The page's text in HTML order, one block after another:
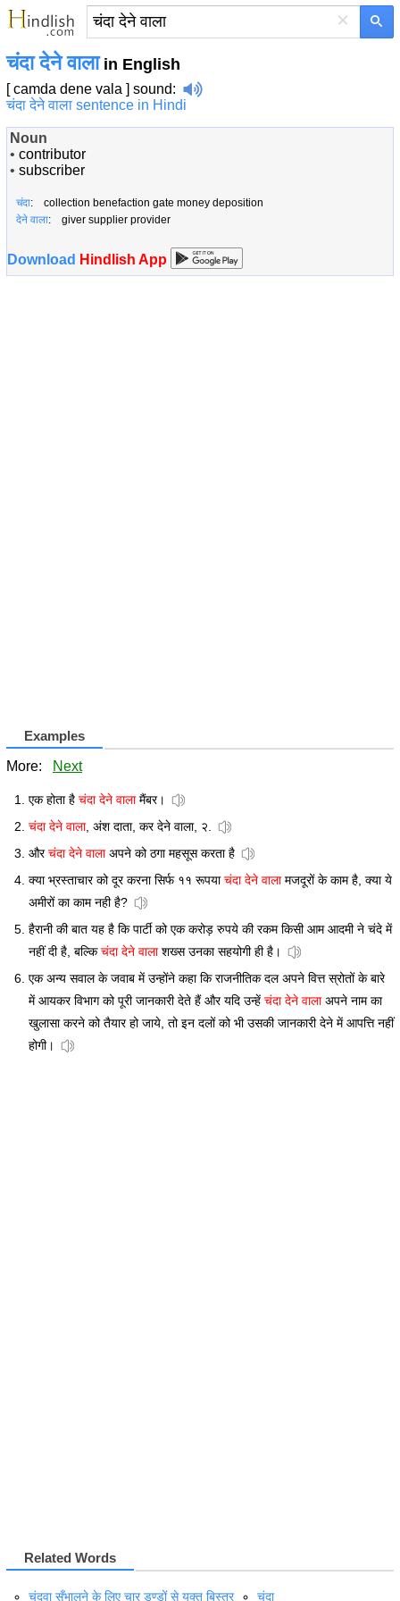
×
चंदा देने वालाin English
[ camda dene vala ] sound:
चंदा देने वाला sentence in Hindi
Noun
• contributor
• subscriber
चंदा: collection benefaction gate money deposition
देने वाला: giver supplier provider
Download Hindlish App
Examples
More: Next
एक होता है चंदा देने वालामैंबर।
चंदा देने वाला, अंश दाता, कर देने वाला, २.
औरचंदा देने वालाअपने को ठगा महसूस करता है
क्या भ्रस्ताचार को दूर करना सिर्फ ११ रूपयाचंदा देने वालामजदूरों के काम है, क्या ये
अमीरों का काम नही है?
हैरानी की बात यह है कि पार्टी को एक करोड़ रुपये की रकम किसी आम आदमी ने चंदे में
नहीं दी है, बल्किचंदा देने वालाशख्स उनका सहयोगी ही है।
एक अन्य सवाल के जवाब में उन्होंने कहा कि राजनीतिक दल अपने वित्त स्रोतों के बारे
में आयकर विभाग को पूरी जानकारी देते हैं और यदि उन्हें चंदा देने वालाअपने नाम का
खुलासा करने को तैयार हो जाये, तो इन दलों को भी उसकी जानकारी देने में आपत्ति नहीं
होगी।
Related Words
चंदवा सँभालने के लिए चार डण्डों से युक्त बिस्तर चंदा